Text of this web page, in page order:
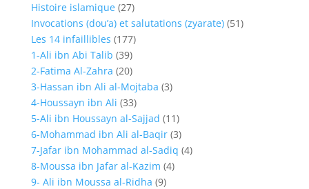
Histoire islamique (27)
Invocations (dou’a) et salutations (zyarate) (51)
Les 14 infaillibles (177)
1-Ali ibn Abi Talib (39)
2-Fatima Al-Zahra (20)
3-Hassan ibn Ali al-Mojtaba (3)
4-Houssayn ibn Ali (33)
5-Ali ibn Houssayn al-Sajjad (11)
6-Mohammad ibn Ali al-Baqir (3)
7-Jafar ibn Mohammad al-Sadiq (4)
8-Moussa ibn Jafar al-Kazim (4)
9- Ali ibn Moussa al-Ridha (9)